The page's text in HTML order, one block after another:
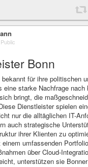
Public
Bonn
für ihre politischen
eine starke Nachfrage nach
bringt, die
Dienstleister spielen
nur die alltäglichen IT-
auch strategische
ihrer Klienten zu
einem umfassenden
über Cloud-
unterstützen sie